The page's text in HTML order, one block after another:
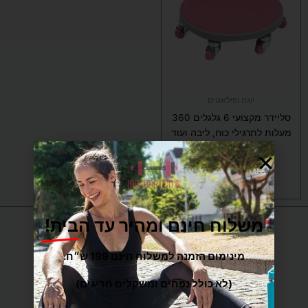
סליידר מקצועי 6 גלגלים 360
מעלות לתרגילי כוח, ליבה ועוד
₪179
בחר/י אפשרויות
לבחור
כתובות: המפלסים 12,
(קרית אריה) –
משלוח חינם ומהיר עד הבית!
מינימום הזמנה למשלוח חינם 199 ש״ח.
(לא כולל נפחים ומשקלים חריגים)